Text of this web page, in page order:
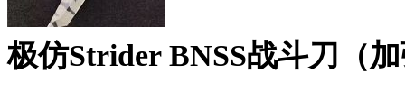
极仿Strider BNSS战斗刀（